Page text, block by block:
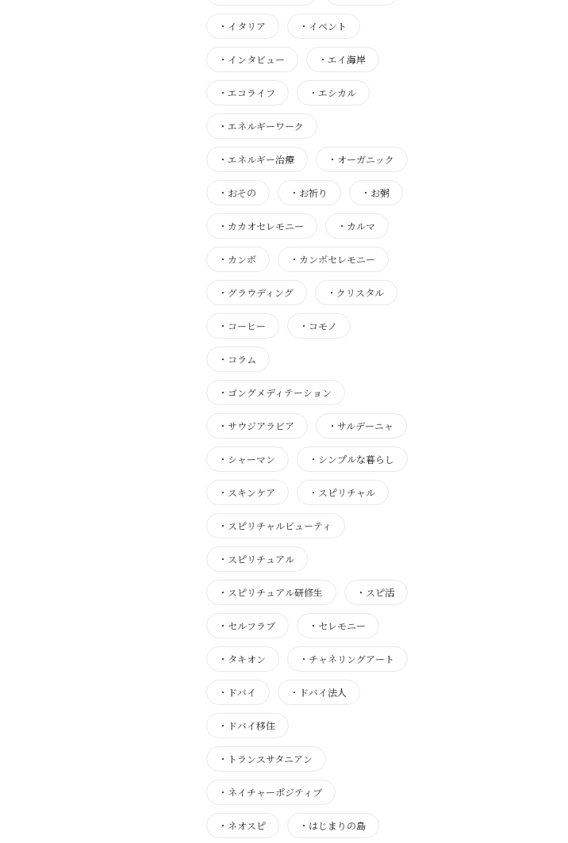
・ イタリア ・ イベント
・ インタビュー ・ エイ海岸
・ エコライフ ・ エシカル
・ エネルギーワーク
・ エネルギー治療 ・ オーガニック
・ おその ・ お祈り ・ お粥
・ カカオセレモニー ・ カルマ
・ カンボ ・ カンボセレモニー
・ グラウディング ・ クリスタル
・ コーヒー ・ コモノ
・ コラム
・ ゴングメディテーション
・ サウジアラビア ・ サルデーニャ
・ シャーマン ・ シンプルな暮らし
・ スキンケア ・ スピリチャル
・ スピリチャルビューティ
・ スピリチュアル
・ スピリチュアル研修生 ・ スピ活
・ セルフラブ ・ セレモニー
・ タキオン ・ チャネリングアート
・ ドバイ ・ ドバイ法人
・ ドバイ移住
・ トランスサタニアン
・ ネイチャーポジティブ
・ ネオスピ ・ はじまりの島